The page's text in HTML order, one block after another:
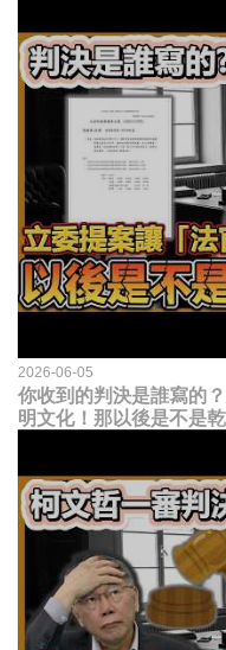
2026-06-05
你收到的判決是誰寫的
明文化！那以後是不是